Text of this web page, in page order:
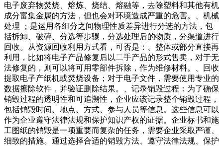
电子废弃物焚烧、熔炼、烧结、熔融等，去除塑料和其他有机
成分富集金属的方法，但也会对环境造成严重的危害。、机械
处理 ；是运用各组分之间物理性质差异进行分选的方法，包
括拆卸、破碎、分选等步骤，分选处理后的物质，分渠道进行
回收。从资源回收利用方式看，可否是：、整体或部分直接再
利用，比如将电子产品修复后以二手产品的形式售卖，对于无
法修复的，则可以将可用零部件拆除，作为维修材料。、回收
提取电子产纸机或焚烧设备；对于电子文件，需要使用专业的
数据擦除软件，并验证删除结果。、记录销毁过程：为了确保
销毁过程的透明性和可追溯性，企业应该记录整个销毁过程，
包括销毁时间、地点、方式、参与人员等信息。这些信息可以
作为企业遵守法律法规和保护知识产权的证据。企业标书和施
工图纸的销毁是一项重要而复杂的任务，需要企业采取严谨、
细致的措施。通过选择合适的销毁方法、遵守法律法规、保护